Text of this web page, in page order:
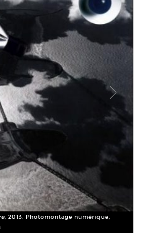
, 2013. Photomontage numérique,